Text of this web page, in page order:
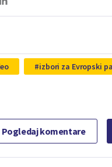
izbori za Evropski
Pogledaj komentare